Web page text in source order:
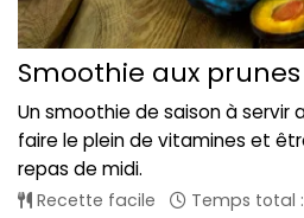
Smoothie aux prunes
Un smoothie de saison à servir
faire le plein de vitamines et
repas de midi.
Recette facile Temps total